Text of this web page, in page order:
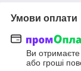
Умови оплати
Ви
або гроші